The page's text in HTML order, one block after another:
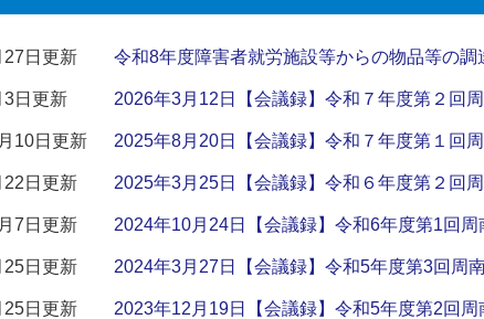
27日更新 令和8年度障害者就労施設等からの物品等の調
3日更新 2026年3月12日【会議録】令和７年度第２回
10日更新 2025年8月20日【会議録】令和７年度第１回
22日更新 2025年3月25日【会議録】令和６年度第２回
7日更新 2024年10月24日【会議録】令和6年度第1回
25日更新 2024年3月27日【会議録】令和5年度第3回周
25日更新 2023年12月19日【会議録】令和5年度第2回